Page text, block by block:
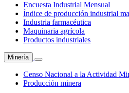
Encuesta Industrial Mensual
Índice de producción industrial
Industria farmacéutica
Maquinaria agrícola
Productos industriales
Minería
Censo Nacional a la Actividad
Producción minera